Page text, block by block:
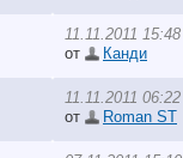
11.11.2011 15:48
от
Канди
11.11.2011 06:22
от
Roman ST